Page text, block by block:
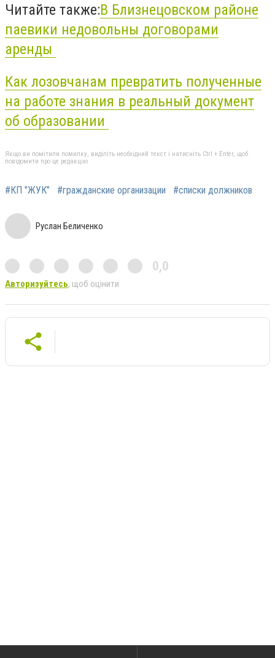
Читайте также:В Близнецовском районе
паевики недовольны договорами
аренды
Как лозовчанам превратить полученные
на работе знания в реальный документ
об образовании
Якщо ви помітили помилку, виділіть необхідний текст і натисніть Ctrl + Enter, щоб
повідомити про це редакцію
#КП "ЖУК" #гражданские организации #списки должников
Руслан Беличенко
0,0
Авторизуйтесь, щоб оцінити